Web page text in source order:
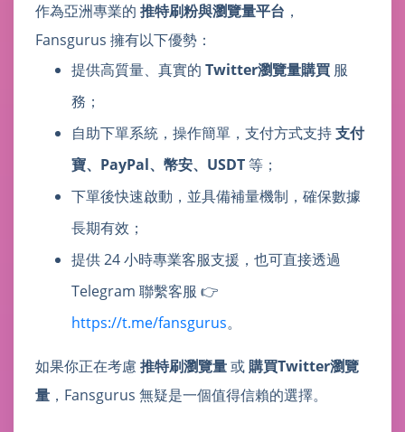
作為亞洲專業的 推特刷粉與瀏覽量平台 ，
Fansgurus 擁有以下優勢：
提供高質量、真實的 Twitter瀏覽量購買 服
務；
自助下單系統，操作簡單，支付方式支持支付
寶、PayPal、幣安、USDT等；
下單後快速啟動，並具備補量機制，確保數據
長期有效；
提供 24 小時專業客服支援，也可直接透過
Telegram 聯繫客服 👉
https://t.me/fansgurus。
如果你正在考慮 推特刷瀏覽量或購買Twitter瀏覽
量 ，Fansgurus 無疑是一個值得信賴的選擇。